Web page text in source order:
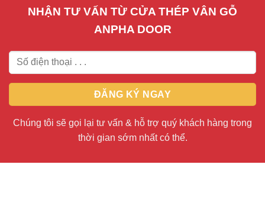
NHẬN TƯ VẤN TỪ CỬA THÉP VÂN GỖ
ANPHA DOOR
Chúng tôi sẽ gọi lại tư vấn & hỗ trợ quý khách hàng trong
thời gian sớm nhất có thể.